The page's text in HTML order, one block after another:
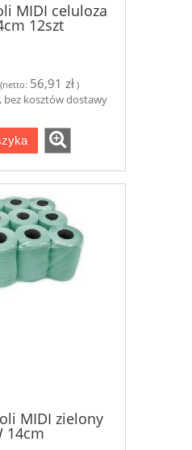
MIDI celuloza
12szt
(netto: 56,91 zł)
bez kosztów dostawy
MIDI zielony
14cm